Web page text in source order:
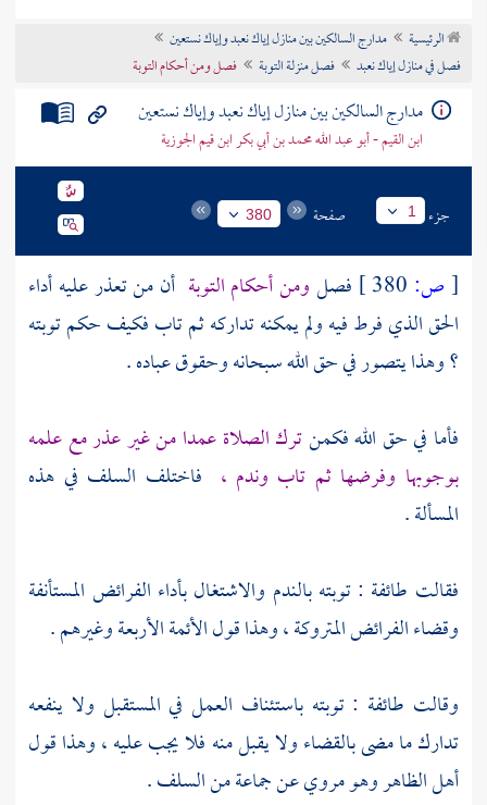
تراجم الأعلام
الرئيسية
مدارج السالكين بين منازل إياك نعبد وإياك نستعين
فصل في منازل إياك نعبد
فصل منزلة التوبة فصل ومن أحكام التوبة
مدارج السالكين بين منازل إياك نعبد وإياك نستعين
ابن القيم - أبو عبد الله محمد بن أبي بكر ابن قيم الجوزية
جزء 1 صفحة 380
[ص: فصلومن أحكام التوبة أن من تعذر عليه أداء
الحق الذي فرط فيه ولم يمكنه تداركه ثم تاب فكيف حكم توبته
؟ وهذا يتصور في حق الله سبحانه وحقوق عباده .
فأما في حق الله فكمنترك الصلاة عمدا من غير عذر مع علمه
بوجوبها وفرضها ثم تاب وندم ، فاختلف السلف في هذه
المسألة .
فقالت طائفة : توبته بالندم والاشتغال بأداء الفرائض المستأنفة
وقضاء الفرائض المتروكة ، وهذا قول الأئمة الأربعة وغيرهم .
وقالت طائفة : توبته باستئناف العمل في المستقبل ولا ينفعه
تدارك ما مضى بالقضاء ولا يقبل منه فلا يجب عليه ، وهذا قول
أهل الظاهروهو مروي عن جماعة من السلف .